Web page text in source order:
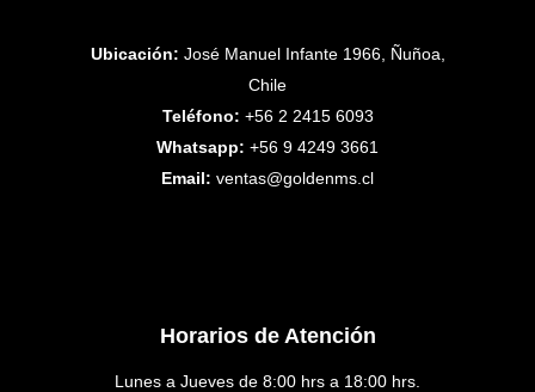
Ubicación: José Manuel Infante 1966, Ñuñoa,
Chile
Teléfono: +56 2 2415 6093
Whatsapp: +56 9 4249 3661
Email: ventas@goldenms.cl
Horarios de Atención
Lunes a Jueves de 8:00 hrs a 18:00 hrs.